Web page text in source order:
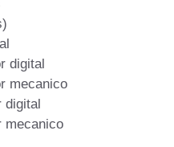
digital
mecanico
digital
mecanico